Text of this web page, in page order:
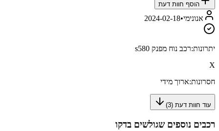
הוסף חוות דעת
אנונימי•
2024-02-18
יתרונות:רכב נוח מפנק s580
X
חסרונות:ארוך מידי
עוד חוות דעת (3
)
רכבים נוספים שגולשים בדקו